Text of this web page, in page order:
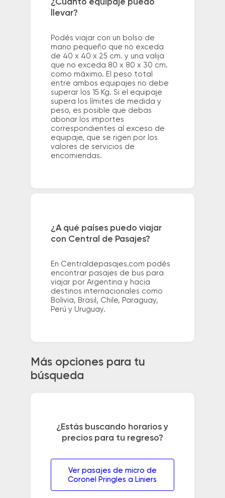
¿Cuánto equipaje puedo
llevar?
Podés viajar con un bolso de
mano pequeño que no exceda
de 40 x 40 x 25 cm. y una valija
que no exceda 80 x 80 x 30 cm.
como máximo. El peso total
entre ambos equipajes no debe
superar los 15 Kg. Si el equipaje
supera los límites de medida y
peso, es posible que debas
abonar los importes
correspondientes al exceso de
equipaje, que se rigen por los
valores de servicios de
encomiendas.
¿A qué países puedo viajar
con Central de Pasajes?
En Centraldepasajes.com podés
encontrar pasajes de bus para
viajar por Argentina y hacia
destinos internacionales como
Bolivia, Brasil, Chile, Paraguay,
Perú y Uruguay.
Más opciones para tu
búsqueda
¿Estás buscando horarios y
precios para tu regreso?
Ver pasajes de micro de
Coronel Pringles a Liniers